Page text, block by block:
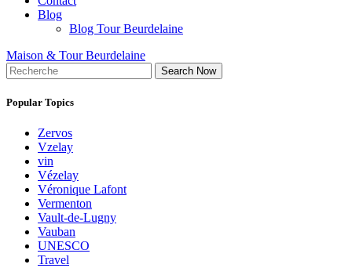
Blog
Blog Tour Beurdelaine
Maison & Tour Beurdelaine
Search Now
Popular Topics
Zervos
Vzelay
vin
Vézelay
Véronique Lafont
Vermenton
Vault-de-Lugny
Vauban
UNESCO
Travel